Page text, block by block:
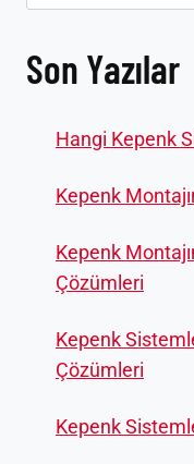
Son Yazılar
Hangi Kepenk
Kepenk
Kepenk
Çözümleri
Kepenk
Çözümleri
Kepenk